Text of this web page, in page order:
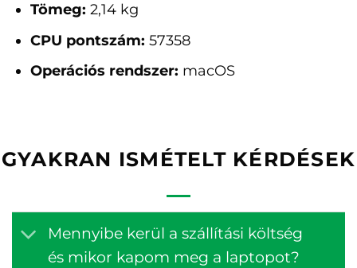
Tömeg: 2,14 kg
CPU pontszám: 57358
Operációs rendszer: macOS
GYAKRAN ISMÉTELT KÉRDÉSEK
Mennyibe kerül a szállítási költség
és mikor kapom meg a laptopot?